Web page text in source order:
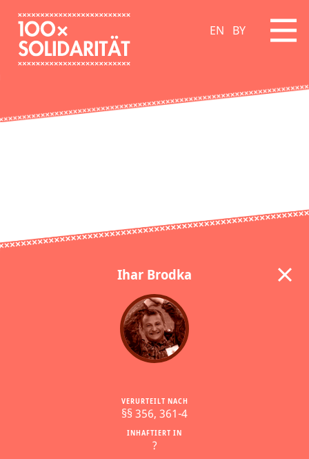
EN BY
Ihar Brodka
INHAFTIERT IN
?
VERURTEILT NACH
§§ 356, 361-4